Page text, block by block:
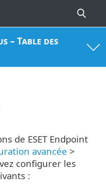
– Table des
de ESET Endpoint
avancée >
configurer les
: